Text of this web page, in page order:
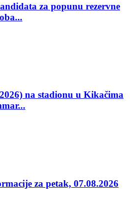
za popunu rezervne
na stadionu u Kikačima
za petak, 07.08.2026